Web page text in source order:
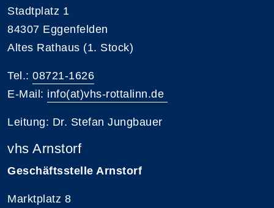
Stadtplatz 1
84307 Eggenfelden
Altes Rathaus (1. Stock)
Tel.: 08721-1626
E-Mail: info(at)vhs-rottalinn.de
Leitung: Dr. Stefan Jungbauer
vhs Arnstorf
Geschäftsstelle Arnstorf
Marktplatz 8